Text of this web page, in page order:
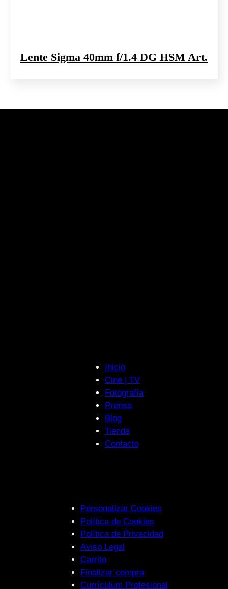
Lente Sigma 40mm f/1.4 DG HSM Art.
Inicio
Cine | TV
Fotografía
Prensa
Blog
Tienda
Contacto
Personalizar Cookies
Política de Cookies
Política de Privacidad
Aviso Legal
Carrito
Finalizar compra
Currículum Profesional